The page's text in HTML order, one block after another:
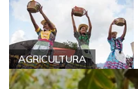
AGRICULTURA